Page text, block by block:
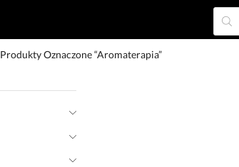
Produkty Oznaczone “Aromaterapia”